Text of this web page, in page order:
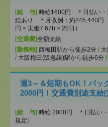
[給 与] 時給1600円 ＊日払い
給あり ＊月収例：約245,440円
円 × 実働7.67h × 20日）
[交通費]全額支給
[勤務地] 西梅田駅から徒歩2分 /
/ 大阪梅田(阪急線)駅から徒歩6分 /
週3～＆短期もOK！バッ
2000円！交通費別途支給
[給 与] 時給 2000円 ＊日払い
規定）